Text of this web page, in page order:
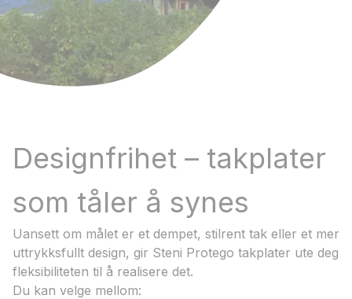
Designfrihet – takplater
som tåler å synes
Uansett om målet er et dempet, stilrent tak eller et mer
uttrykksfullt design, gir Steni Protego takplater ute deg
fleksibiliteten til å realisere det.
Du kan velge mellom: